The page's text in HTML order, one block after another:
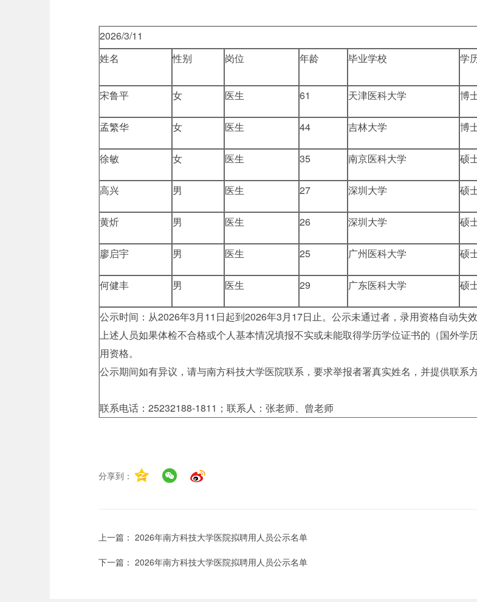
2026/3/11
姓名
性别 岗位 年龄 毕业学校 学
宋鲁平 女 医生 61 天津医科大学 博
孟繁华 女 医生 44 吉林大学 博
徐敏 女 医生 35 南京医科大学 硕
高兴 男 医生 27 深圳大学 硕
黄炘 男 医生 26 深圳大学 硕
廖启宇 男 医生 25 广州医科大学 硕
何健丰 男 医生 29 广东医科大学 硕
公示时间：从2026年3月11日起到2026年3月17日止。公示未通过者，录用资格自动失效
上述人员如果体检不合格或个人基本情况填报不实或未能取得学历学位证书的（国外
用资格。
公示期间如有异议，请与南方科技大学医院联系，要求举报者署真实姓名，并提供联系
联系电话：25232188-1811；联系人：张老师、曾老师
分享到：
上一篇： 2026年南方科技大学医院拟聘用人员公示名单
下一篇： 2026年南方科技大学医院拟聘用人员公示名单